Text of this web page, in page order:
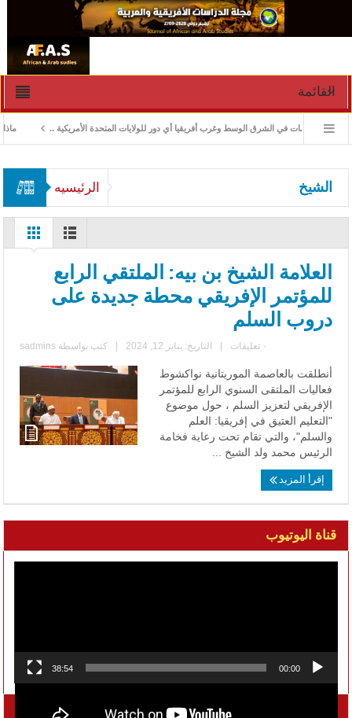
القائمة
ماذا ادارة الأزمات في الشرق الوسط وغرب أفريقيا أي دور للولايات المتحدة الأمريكية ..
الرئيسيه الشيخ
العلامة الشيخ بن بيه: الملتقي الرابع
للمؤتمر الإفريقي محطة جديدة على
دروب السلم
كتب بواسطة sadmins | التاريخ: يناير 12, 2024 | ٠ تعليقات
أنطلقت بالعاصمة الموريتانية نواكشوط
فعاليات الملتقى السنوي الرابع للمؤتمر
الإفريقي لتعزيز السلم ، حول موضوع
"التعليم العتيق في إفريقيا: العلم
والسلم"، والتي تقام تحت رعاية فخامة
الرئيس محمد ولد الشيخ ...
إقرأ المزيد
قناة اليوتيوب
00:00
38:54
تواصل معنا على الفيسبوك